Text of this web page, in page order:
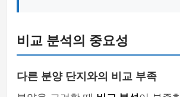
비교 분석의 중요성
다른 분양 단지와의 비교 부족